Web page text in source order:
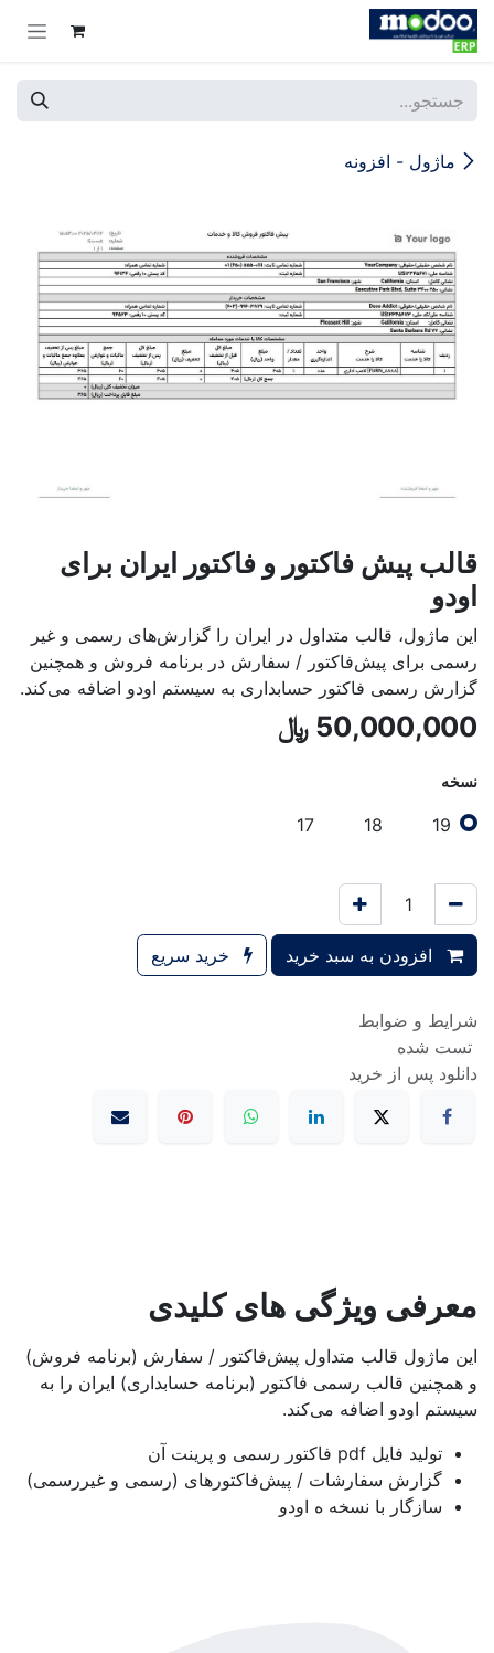
Skip to Content
ماژول - افزونه
قالب پیش فاکتور و فاکتور ایران برای
اودو
این ماژول، قالب متداول در ایران را گزارش‌های رسمی و غیر
رسمی برای پیش‌فاکتور / سفارش در برنامه فروش و همچنین
گزارش رسمی فاکتور حسابداری به سیستم اودو اضافه می‌کند.
50,000,000 ﷼
نسخه
19
18
17
افزودن به سبد خرید خرید سریع
شرایط و ضوابط
تست شده
دانلود پس از خرید
معرفی ویژگی های کلیدی
این ماژول قالب متداول پیش‌فاکتور / سفارش (برنامه فروش)
و همچنین قالب رسمی فاکتور (برنامه حسابداری) ایران را به
سیستم اودو اضافه می‌کند.
تولید فایل pdf فاکتور رسمی و پرینت آن
گزارش سفارشات / پیش‌فاکتورهای (رسمی و غیررسمی)
سازگار با نسخه ه اودو